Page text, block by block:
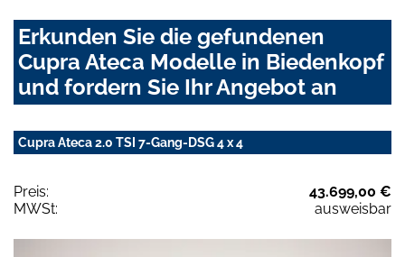
Erkunden Sie die gefundenen
Cupra Ateca Modelle in Biedenkopf
und fordern Sie Ihr Angebot an
Cupra Ateca 2.0 TSI 7-Gang-DSG 4 x 4
Preis:
43.699,00 €
MWSt:
ausweisbar